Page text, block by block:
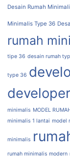
Desain Rumah
Minimalis Type 36
rumah
tipe 36 desain rumah
type 36
minimalis MODEL
minimalis 1 lantai model
minimalis
rumah minimalis modern